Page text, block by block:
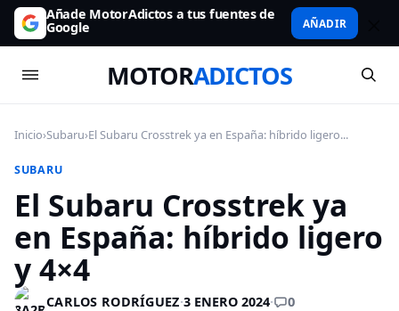
Añade MotorAdictos a tus fuentes de
Google AÑADIR
MOTORADICTOS
Inicio›Subaru›El Subaru Crosstrek ya en España: híbrido ligero...
SUBARU
El Subaru Crosstrek ya
en España: híbrido ligero
y 4×4
CARLOS RODRÍGUEZ·3 ENERO 2024· 0